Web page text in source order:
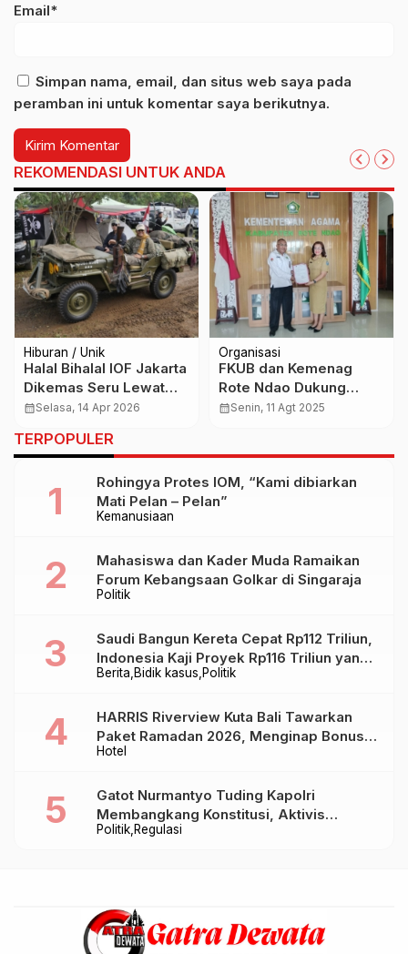
Email*
Simpan nama, email, dan situs web saya pada
peramban ini untuk komentar saya berikutnya.
REKOMENDASI UNTUK ANDA
Hiburan / Unik
Halal Bihalal IOF Jakarta
Dikemas Seru Lewat
“Tents and Trails 2”,
Alam Terbuka
calendar_monthSelasa, 14 Apr 2026
Organisasi
FKUB dan Kemenag
Rote Ndao Dukung
Penerapan SIO ESA
calendar_monthSenin, 11 Agt 2025
TERPOPULER
Kemanusiaan
Rohingya Protes IOM, “Kami dibiarkan
Mati Pelan – Pelan”
Politik
Mahasiswa dan Kader Muda Ramaikan
Forum Kebangsaan Golkar di Singaraja
Berita Bidik kasus Politik
Saudi Bangun Kereta Cepat Rp112 Triliun,
Indonesia Kaji Proyek Rp116 Triliun yang
Baru Sampai Bandung
Hotel
HARRIS Riverview Kuta Bali Tawarkan
Paket Ramadan 2026, Menginap Bonus
Takjil hingga Bukber Mulai Rp88.888
Politik Regulasi
Gatot Nurmantyo Tuding Kapolri
Membangkang Konstitusi, Aktivis
Tegaskan Polri Tak Punya Sejarah